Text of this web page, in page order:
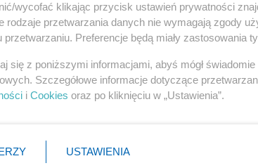
Rosja
PiS
Prezydent
NATO
Biznes
Pieniądze
Inwestycje
Podatki
wycofać klikając przycisk ustawień prywatności
rodzaje przetwarzania danych nie wymagają zgody
przetwarzaniu. Preferencje będą miały zastosowania
się z poniższymi informacjami, abyś mógł
Szczegółowe informacje dotyczące
i Cookies oraz po kliknięciu w „Ustawienia”.
USTAWIENIA